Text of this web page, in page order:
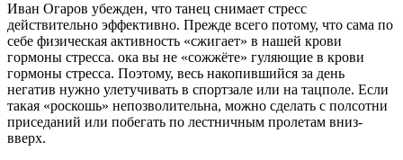
Иван Огаров убежден, что танец снимает стресс
действительно эффективно. Прежде всего потому, что сама по
себе физическая активность «сжигает» в нашей крови
гормоны стресса. ока вы не «сожжёте» гуляющие в крови
гормоны стресса. Поэтому, весь накопившийся за день
негатив нужно улетучивать в спортзале или на тацполе. Если
такая «роскошь» непозволительна, можно сделать с полсотни
приседаний или побегать по лестничным пролетам вниз-
вверх.